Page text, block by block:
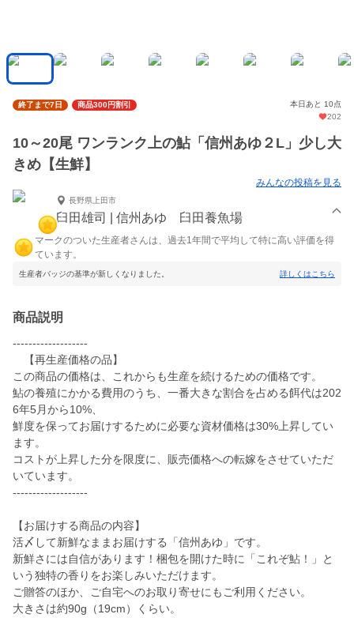
終了まで7日 商品300円割引
本日あと 10点
202
10～20尾 ワンランク上の鮎「信州あゆ２L」少し大
きめ【生鮮】
みんなの投稿を見る
長野県上田市
臼田雄司 | 信州あゆ 臼田養魚場
マークのついた生産者さんは、過去1年間で平均して特に高い評価を得
ています。
生産者バッジの基準が新しくなりました。 詳しくはこちら
商品説明
-------------------
【再生産価格の品】
この商品の価格は、これからも生産を続けるための価格です。
鮎の養殖にかかる費用のうち、一番大きな割合を占める餌代は202
6年5月から10%、
鮮度を保ってお届けするために必要な資材価格は30%上昇してい
ます。
コストが上昇した分を限度に、販売価格への転嫁をさせていただ
いています。
-------------------
【お届けする商品の内容】
活〆して新鮮なままお届けする「信州あゆ」です。
新鮮さには自信があります！梱包を開けた時に「これぞ鮎！」と
いう独特の香りをお楽しみいただけます。
ご贈答のほか、ご自宅へのお取り寄せにもご利用ください。
大きさは約90g（19cm）くらい。